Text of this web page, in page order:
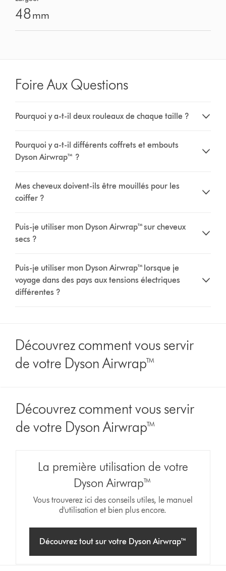
48mm
Foire Aux Questions
Pourquoi y a-t-il deux rouleaux de chaque taille ?
Pourquoi y a-t-il différents coffrets et embouts
Dyson Airwrap™ ?
Mes cheveux doivent-ils être mouillés pour les
coiffer ?
Puis-je utiliser mon Dyson Airwrap™ sur cheveux
secs ?
Puis-je utiliser mon Dyson Airwrap™ lorsque je
voyage dans des pays aux tensions électriques
différentes ?
Découvrez comment vous servir
de votre Dyson Airwrap™
Découvrez comment vous servir
de votre Dyson Airwrap™
La première utilisation de votre
Dyson Airwrap™
Vous trouverez ici des conseils utiles, le manuel
d'utilisation et bien plus encore.
Découvrez tout sur votre Dyson Airwrap™